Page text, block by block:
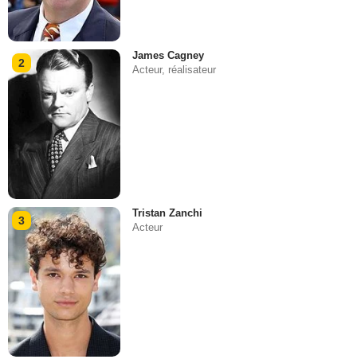
2
James Cagney
Acteur, réalisateur
3
Tristan Zanchi
Acteur